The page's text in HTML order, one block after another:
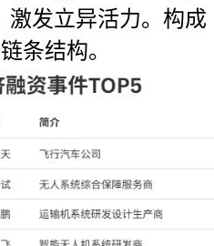
激发立异活力。构成
条结构。